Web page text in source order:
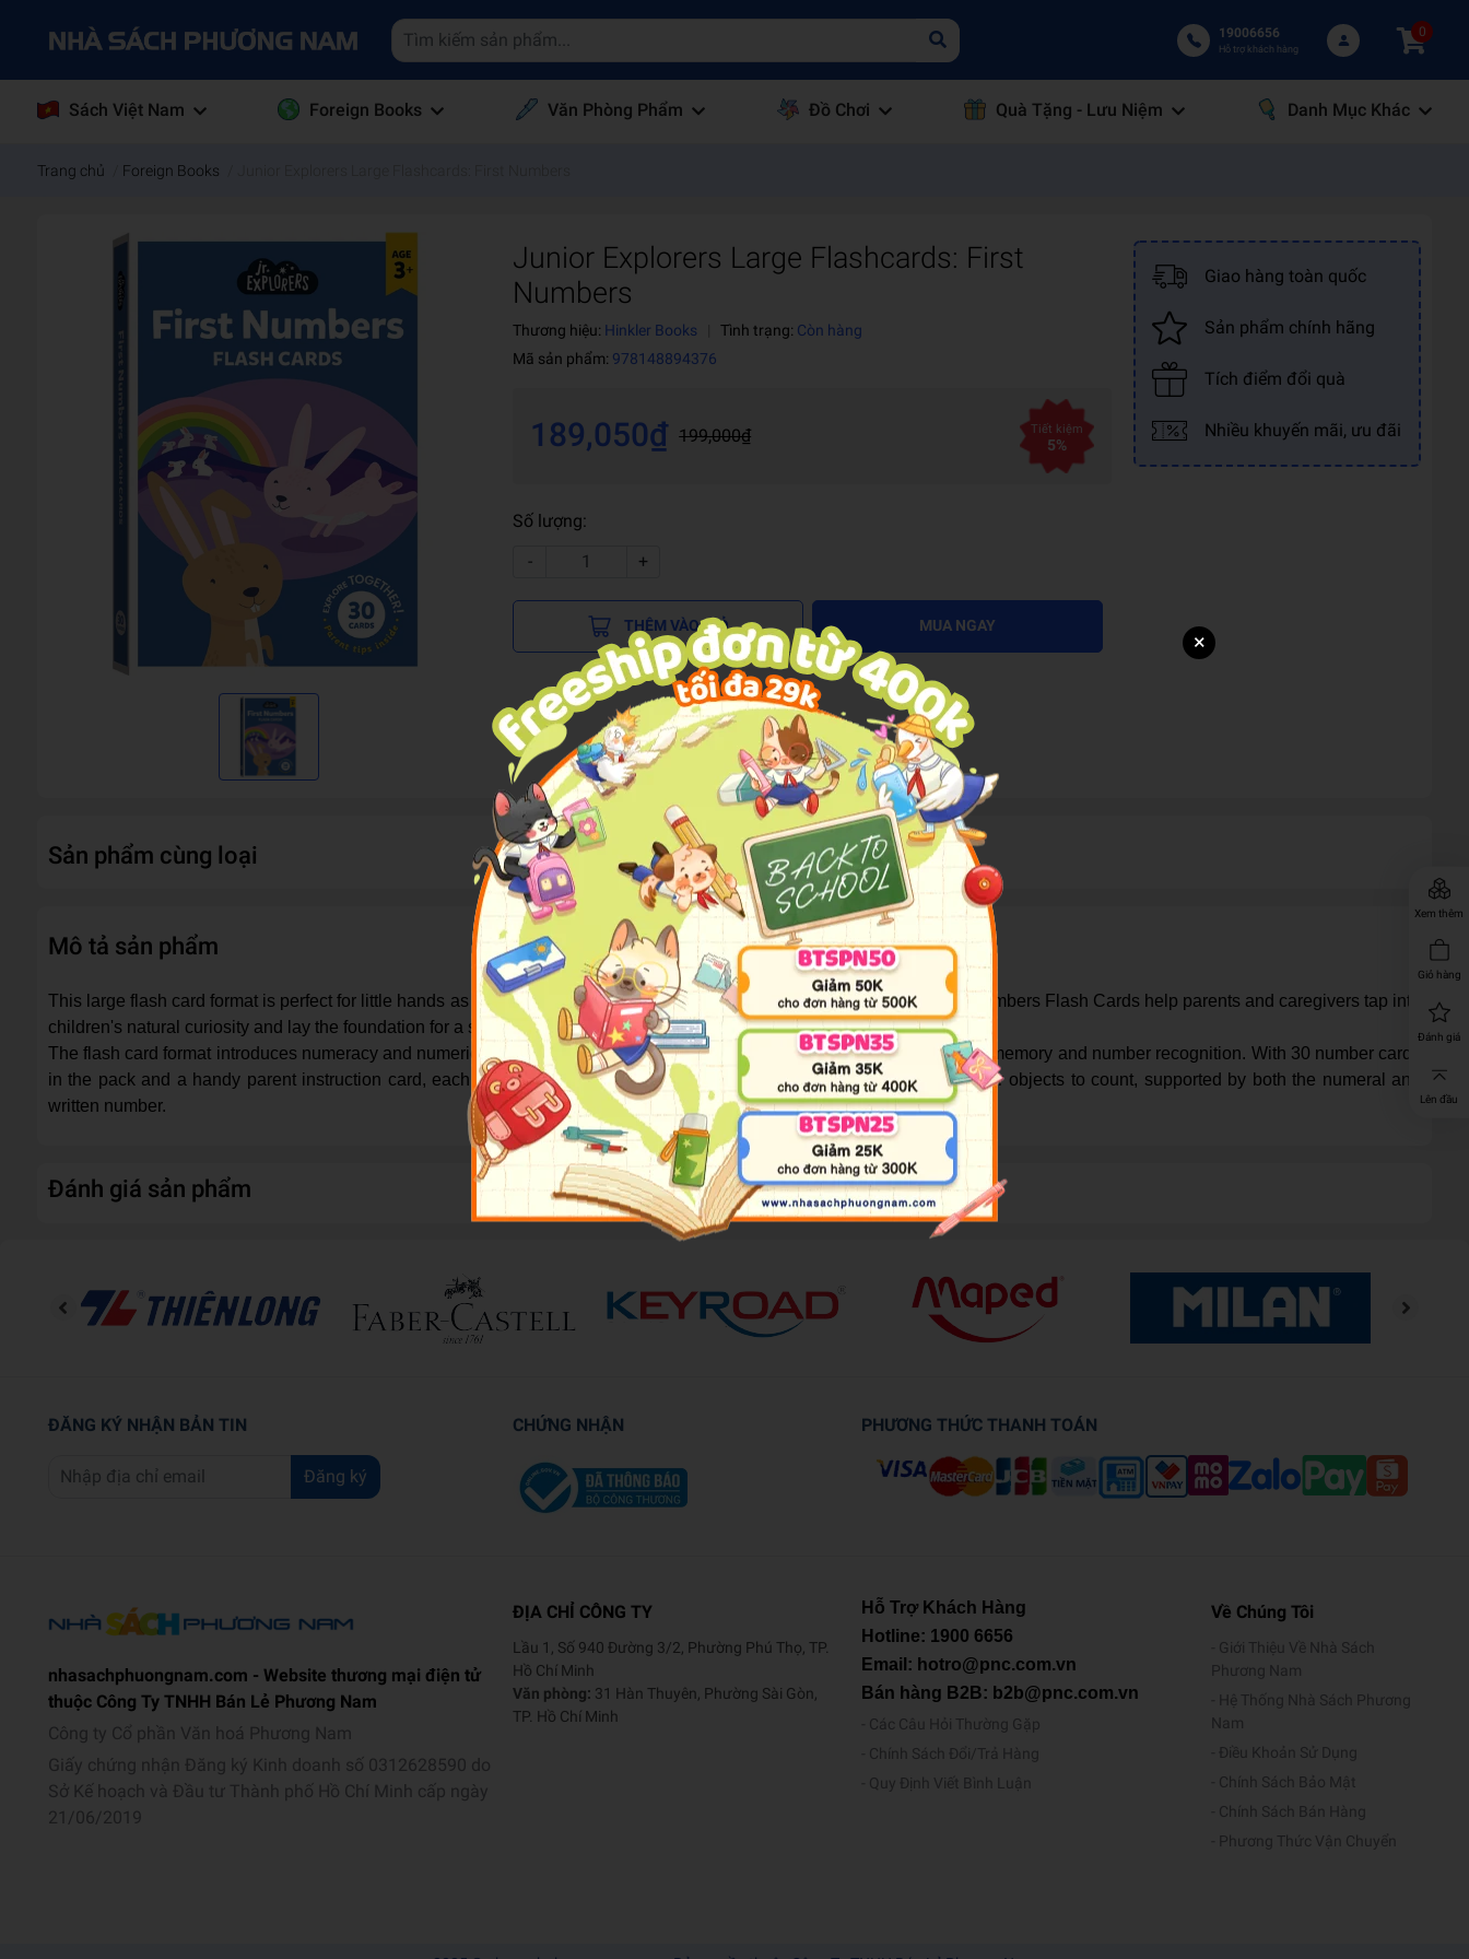
19006656
Hỗ trợ khách hàng
0
Sách Việt Nam Foreign Books Văn Phòng Phẩm Đồ Chơi Quà Tặng - Lưu Niệm Danh Mục Khác
Xem thêm
Giỏ hàng
Đánh giá
Lên đầu
Trang chủ Foreign Books
Junior Explorers Large Flashcards: First
Numbers
Thương hiệu: Hinkler Books Tình trạng: Còn hàng
Mã sản phẩm: 978148894376
189,050₫ 199,000₫ Tiết kiệm
5%
Số lượng:
-
+
THÊM VÀO GIỎ MUA NGAY
Giao hàng toàn quốc
Sản phẩm chính hãng
Tích điểm đổi quà
Nhiều khuyến mãi, ưu đãi
Sản phẩm cùng loại
Mô tả sản phẩm
This large flash card format is perfect for little hands as they get to grips with number recognition. Junior Explorers: First Numbers Flash Cards help parents and caregivers tap into
children's natural curiosity and lay the foundation for a successful educational future.
The flash card format introduces numeracy and numerical concepts with game play and sorting skills, while assisting with memory and number recognition. With 30 number cards
in the pack and a handy parent instruction card, each large flash card with rounded corners is double-sided, with familiar objects to count, supported by both the numeral and
written number.
Đánh giá sản phẩm
ĐĂNG KÝ NHẬN BẢN TIN
Đăng ký
CHỨNG NHẬN PHƯƠNG THỨC THANH TOÁN
nhasachphuongnam.com - Website thương mại điện tử
thuộc Công Ty TNHH Bán Lẻ Phương Nam
Công ty Cổ phần Văn hoá Phương Nam
Giấy chứng nhận Đăng ký Kinh doanh số 0312628590 do
Sở Kế hoạch và Đầu tư Thành phố Hồ Chí Minh cấp ngày
21/06/2019
ĐỊA CHỈ CÔNG TY
Lầu 1, Số 940 Đường 3/2, Phường Phú Thọ, TP.
Hồ Chí Minh
Văn phòng: 31 Hàn Thuyên, Phường Sài Gòn,
TP. Hồ Chí Minh
Hỗ Trợ Khách Hàng
Hotline: 1900 6656
Email: hotro@pnc.com.vn
Bán hàng B2B: b2b@pnc.com.vn
Các Câu Hỏi Thường Gặp
Chính Sách Đổi/Trả Hàng
Quy Định Viết Bình Luận
Về Chúng Tôi
Giới Thiệu Về Nhà Sách
Phương Nam
Hệ Thống Nhà Sách Phương
Nam
Điều Khoản Sử Dụng
Chính Sách Bảo Mật
Chính Sách Bán Hàng
Phương Thức Vận Chuyển
×